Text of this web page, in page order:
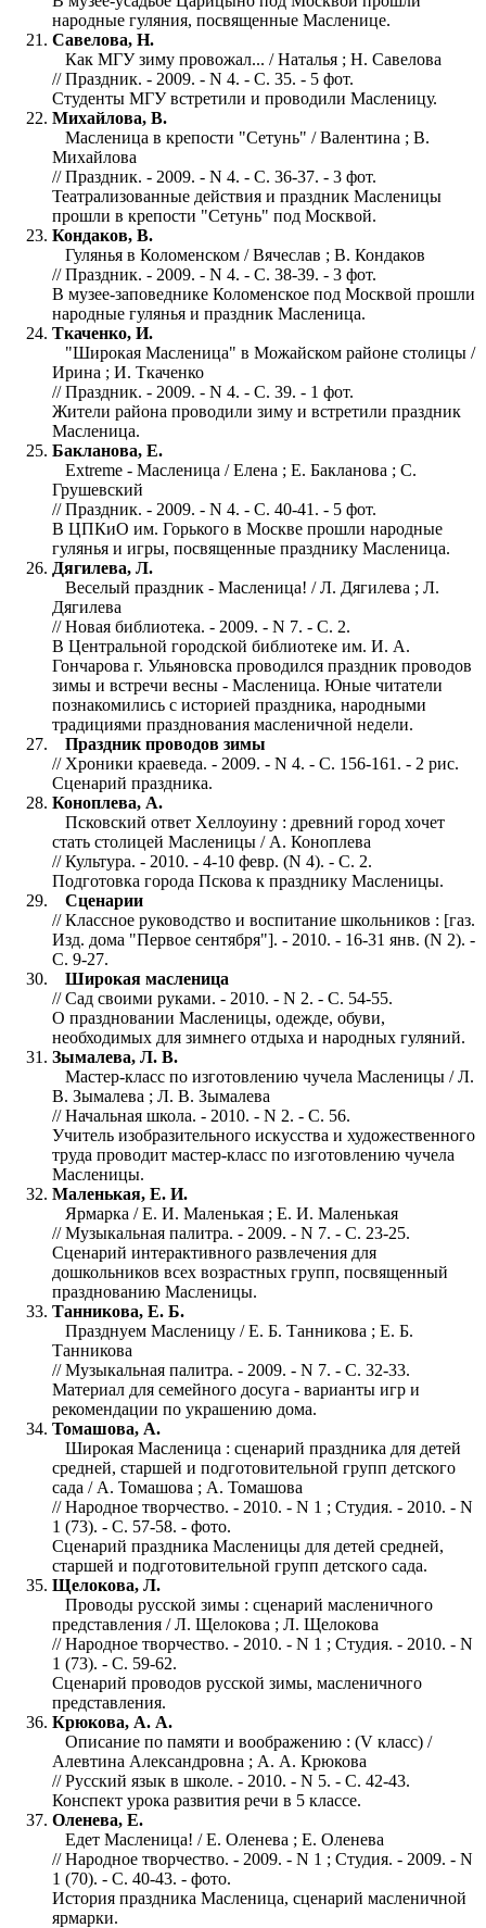
народные гуляния, посвященные Масленице.
Савелова, Н.
Как МГУ зиму провожал... / Наталья ; Н. Савелова
// Праздник. - 2009. - N 4. - С. 35. - 5 фот.
Студенты МГУ встретили и проводили Масленицу.
Михайлова, В.
Масленица в крепости "Сетунь" / Валентина ; В.
Михайлова
// Праздник. - 2009. - N 4. - С. 36-37. - 3 фот.
Театрализованные действия и праздник Масленицы
прошли в крепости "Сетунь" под Москвой.
Кондаков, В.
Гулянья в Коломенском / Вячеслав ; В. Кондаков
// Праздник. - 2009. - N 4. - С. 38-39. - 3 фот.
В музее-заповеднике Коломенское под Москвой прошли
народные гулянья и праздник Масленица.
Ткаченко, И.
"Широкая Масленица" в Можайском районе столицы /
Ирина ; И. Ткаченко
// Праздник. - 2009. - N 4. - С. 39. - 1 фот.
Жители района проводили зиму и встретили праздник
Масленица.
Бакланова, Е.
Extreme - Масленица / Елена ; Е. Бакланова ; С.
Грушевский
// Праздник. - 2009. - N 4. - С. 40-41. - 5 фот.
В ЦПКиО им. Горького в Москве прошли народные
гулянья и игры, посвященные празднику Масленица.
Дягилева, Л.
Веселый праздник - Масленица! / Л. Дягилева ; Л.
Дягилева
// Новая библиотека. - 2009. - N 7. - С. 2.
В Центральной городской библиотеке им. И. А.
Гончарова г. Ульяновска проводился праздник проводов
зимы и встречи весны - Масленица. Юные читатели
познакомились с историей праздника, народными
традициями празднования масленичной недели.
Праздник проводов зимы
// Хроники краеведа. - 2009. - N 4. - С. 156-161. - 2 рис.
Сценарий праздника.
Коноплева, А.
Псковский ответ Хеллоуину : древний город хочет
стать столицей Масленицы / А. Коноплева
// Культура. - 2010. - 4-10 февр. (N 4). - С. 2.
Подготовка города Пскова к празднику Масленицы.
Сценарии
// Классное руководство и воспитание школьников : [газ.
Изд. дома "Первое сентября"]. - 2010. - 16-31 янв. (N 2). -
С. 9-27.
Широкая масленица
// Сад своими руками. - 2010. - N 2. - С. 54-55.
О праздновании Масленицы, одежде, обуви,
необходимых для зимнего отдыха и народных гуляний.
Зымалева, Л. В.
Мастер-класс по изготовлению чучела Масленицы / Л.
В. Зымалева ; Л. В. Зымалева
// Начальная школа. - 2010. - N 2. - С. 56.
Учитель изобразительного искусства и художественного
труда проводит мастер-класс по изготовлению чучела
Масленицы.
Маленькая, Е. И.
Ярмарка / Е. И. Маленькая ; Е. И. Маленькая
// Музыкальная палитра. - 2009. - N 7. - С. 23-25.
Сценарий интерактивного развлечения для
дошкольников всех возрастных групп, посвященный
празднованию Масленицы.
Танникова, Е. Б.
Празднуем Масленицу / Е. Б. Танникова ; Е. Б.
Танникова
// Музыкальная палитра. - 2009. - N 7. - С. 32-33.
Материал для семейного досуга - варианты игр и
рекомендации по украшению дома.
Томашова, А.
Широкая Масленица : сценарий праздника для детей
средней, старшей и подготовительной групп детского
сада / А. Томашова ; А. Томашова
// Народное творчество. - 2010. - N 1 ; Студия. - 2010. - N
1 (73). - С. 57-58. - фото.
Сценарий праздника Масленицы для детей средней,
старшей и подготовительной групп детского сада.
Щелокова, Л.
Проводы русской зимы : сценарий масленичного
представления / Л. Щелокова ; Л. Щелокова
// Народное творчество. - 2010. - N 1 ; Студия. - 2010. - N
1 (73). - С. 59-62.
Сценарий проводов русской зимы, масленичного
представления.
Крюкова, А. А.
Описание по памяти и воображению : (V класс) /
Алевтина Александровна ; А. А. Крюкова
// Русский язык в школе. - 2010. - N 5. - С. 42-43.
Конспект урока развития речи в 5 классе.
Оленева, Е.
Едет Масленица! / Е. Оленева ; Е. Оленева
// Народное творчество. - 2009. - N 1 ; Студия. - 2009. - N
1 (70). - С. 40-43. - фото.
История праздника Масленица, сценарий масленичной
ярмарки.